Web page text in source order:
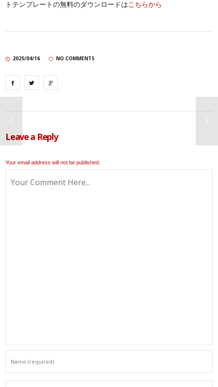
トテンプレートの無料のダウンロードはこちらから
2025/04/16 NO COMMENTS
Leave a Reply
Your email address will not be published.